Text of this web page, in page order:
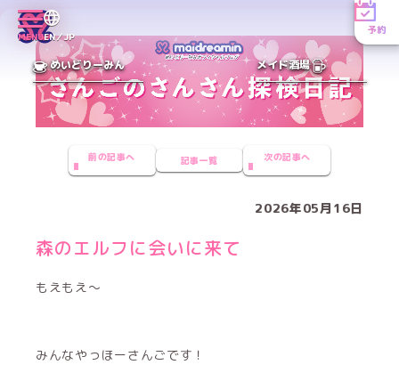
MENUEN／JP
予約
めいどりーみん メイド酒場
前の記事へ 記事一覧 次の記事へ
2026年05月16日
森のエルフに会いに来て
もえもえ〜
みんなやっほーさんごです！